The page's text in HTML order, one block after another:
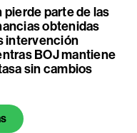
pierde parte de las
obtenidas
intervención
BOJ mantiene
sin cambios